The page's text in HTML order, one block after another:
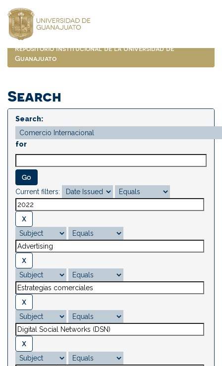
navigation
Repositorio Institucional de la Universidad de
Guanajuato
Search
Search:
for
Current filters: